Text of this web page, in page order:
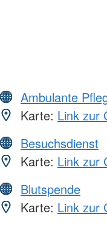
Ambulante
Karte: Link zur
Besuchsdienst
Karte: Link zur
Blutspende
Karte: Link zur